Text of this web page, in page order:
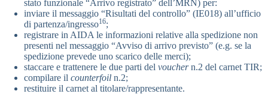
stato funzionale “Arrivo registrato” dell’MRN) per:
inviare il messaggio “Risultati del controllo” (IE018) all’ufficio
di partenza/ingresso16;
registrare in AIDA le informazioni relative alla spedizione non
presenti nel messaggio “Avviso di arrivo previsto” (e.g. se la
spedizione prevede uno scarico delle merci);
staccare e trattenere le due parti del vouchern.2 del carnet TIR;
compilare il counterfoil n.2;
restituire il carnet al titolare/rappresentante.